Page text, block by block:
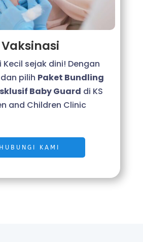
Vaksinasi
Kecil sejak dini! Dengan
pilih Paket Bundling
Baby Guard di KS
and Children Clinic
HUBUNGI KAMI